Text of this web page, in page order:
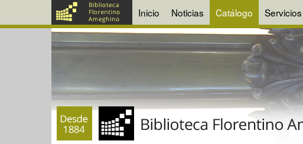
Inicio Noticias Catálogo Servicios